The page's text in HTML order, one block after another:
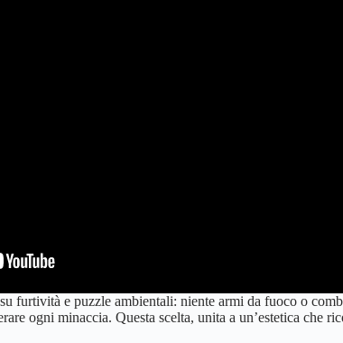
furtività e puzzle ambientali: niente armi da fuoco o
ogni minaccia. Questa scelta, unita a un’estetica che